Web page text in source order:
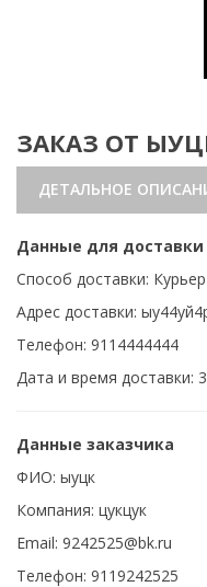
ЗАКАЗ ОТ
ДЕТАЛЬНОЕ
Данные для доставки
Способ доставки: Курьер
Адрес доставки:
Телефон: 9114444444
Дата и время доставки:
Данные заказчика
ФИО: ыуцк
Компания: цукцук
Email: 9242525@bk.ru
Телефон: 9119242525